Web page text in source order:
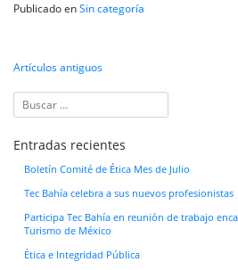
Publicado enSin categoría
Navegación
de
entradas
Artículos antiguos
Entradas recientes
Boletín Comité de Ética Mes de Julio
Tec Bahía celebra a sus nuevos profesionistas
Participa Tec Bahía en reunión de trabajo
Turismo de México
Ética e Integridad Pública